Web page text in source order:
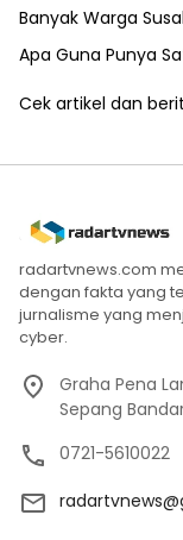
Banyak Warga
Apa Guna Punya
Cek artikel dan
radartvnews.com
dengan fakta yang
jurnalisme yang
cyber.
Graha Pena
Sepang
0721-5610022